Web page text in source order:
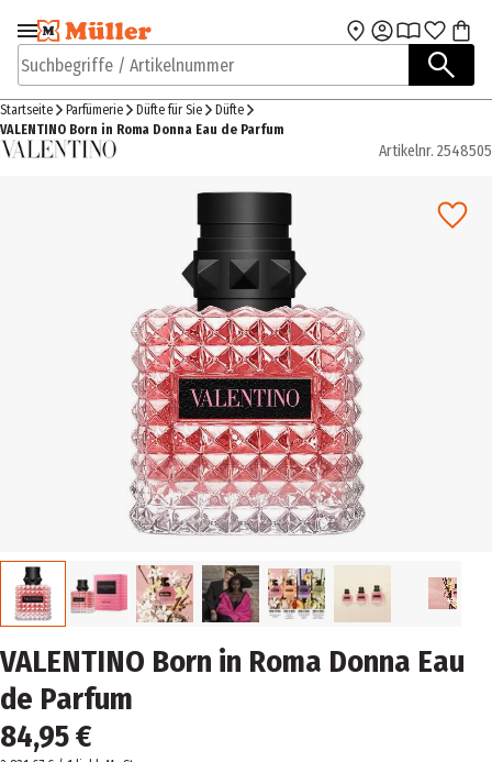
Zur Navigation
springen
Zum Hauptinhalt
Suchbegriffe / Artikelnummer
Startseite Parfümerie Düfte für Sie
Düfte
VALENTINO Born in Roma Donna Eau de Parfum
Artikelnr. 2548505
VALENTINO Born in Roma Donna Eau
de Parfum
84,95 €